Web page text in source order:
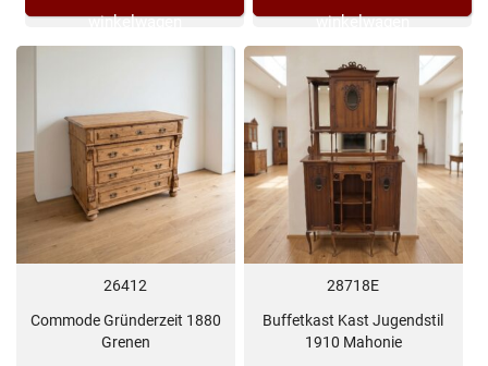
winkelwagen
winkelwagen
26412
Commode Gründerzeit 1880
Grenen
28718E
Buffetkast Kast Jugendstil
1910 Mahonie